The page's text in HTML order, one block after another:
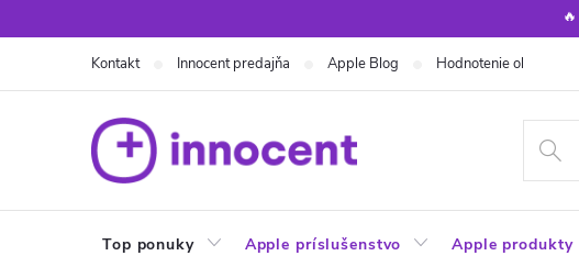
na
🔥
Kontakt Innocent predajňa Apple Blog Hodnotenie obchodu
Top ponuky Apple príslušenstvo Apple produkty